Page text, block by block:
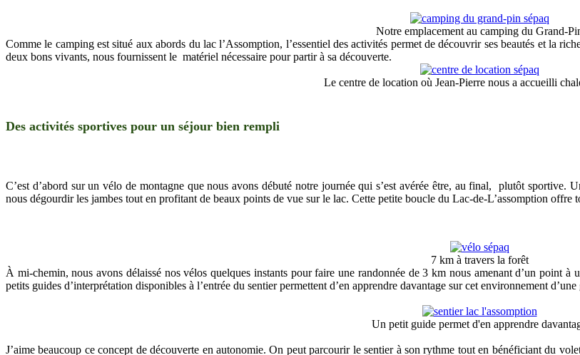
Notre emplacement au camping du Grand-
Comme le camping est situé aux abords du lac l’Assomption, l’essentiel des activités permet de découvrir ses beautés et la
deux bons vivants, nous fournissent le matériel nécessaire pour partir à sa découverte.
Le centre de location où Jean-Pierre nous a accueilli
Des activités sportives pour un séjour bien rempli
C’est d’abord sur un vélo de montagne que nous avons débuté notre journée qui s’est avérée être, au final,
plutôt sportive.
nous dégourdir les jambes tout en profitant de beaux points de vue sur le lac. Cette petite boucle du Lac-de-L’assomption offre
7 km à travers la forêt
À mi-chemin, nous avons délaissé nos vélos quelques instants pour faire une randonnée de 3 km nous amenant d’un point à
petits guides d’interprétation disponibles à l’entrée du sentier permettent d’en apprendre davantage sur cet environnement
Un petit guide permet d'en apprendre
J’aime beaucoup ce concept de découverte en autonomie. On peut parcourir le sentier à son rythme tout en bénéficiant du